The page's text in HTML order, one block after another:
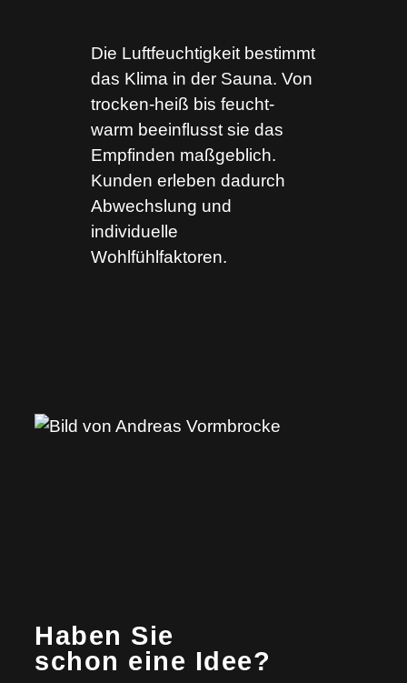
Die Luftfeuchtigkeit bestimmt
das Klima in der Sauna. Von
trocken-heiß bis feucht-
warm beeinflusst sie das
Empfinden maßgeblich.
Kunden erleben dadurch
Abwechslung und
individuelle
Wohlfühlfaktoren.
Haben Sie
schon eine Idee?